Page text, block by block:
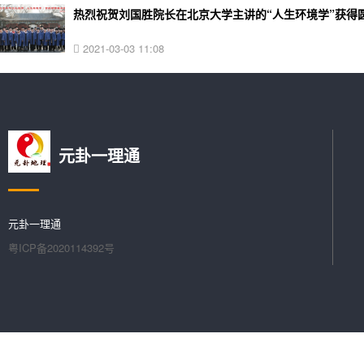
热烈祝贺刘国胜院长在北京大学主讲的“人生环境学”获得
2021-03-03 11:08
元卦一理通
元卦一理通
粤ICP备2020114392号